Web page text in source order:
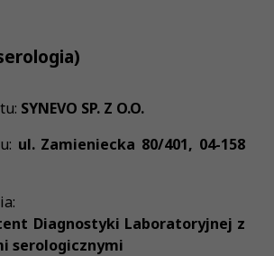
SYNEVO SP. Z O.O.
ul. Zamieniecka 80/401, 04-158
Diagnostyki Laboratoryjnej z
serologicznymi